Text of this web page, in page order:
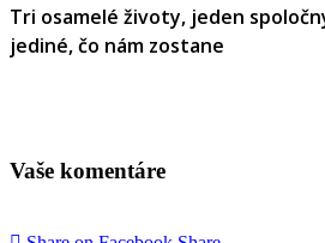
Tri osamelé životy, jeden
jediné, čo nám zostane
Vaše komentáre